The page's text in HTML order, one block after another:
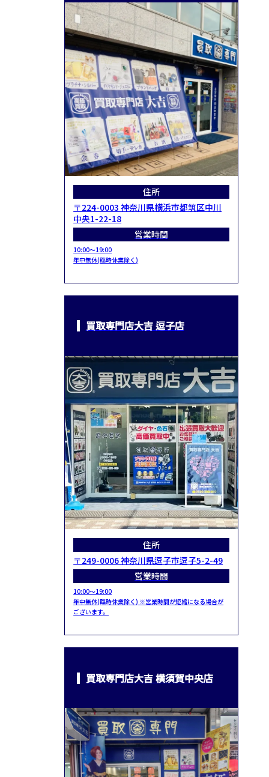
住所
〒224-0003 神奈川県横浜市都筑区中川
中央1-22-18
営業時間
10:00～19:00
年中無休(臨時休業除く)
買取専門店大吉 逗子店
住所
〒249-0006 神奈川県逗子市逗子5-2-49
営業時間
10:00～19:00
年中無休(臨時休業除く) ※営業時間が短縮になる場合が
ございます。
買取専門店大吉 横須賀中央店